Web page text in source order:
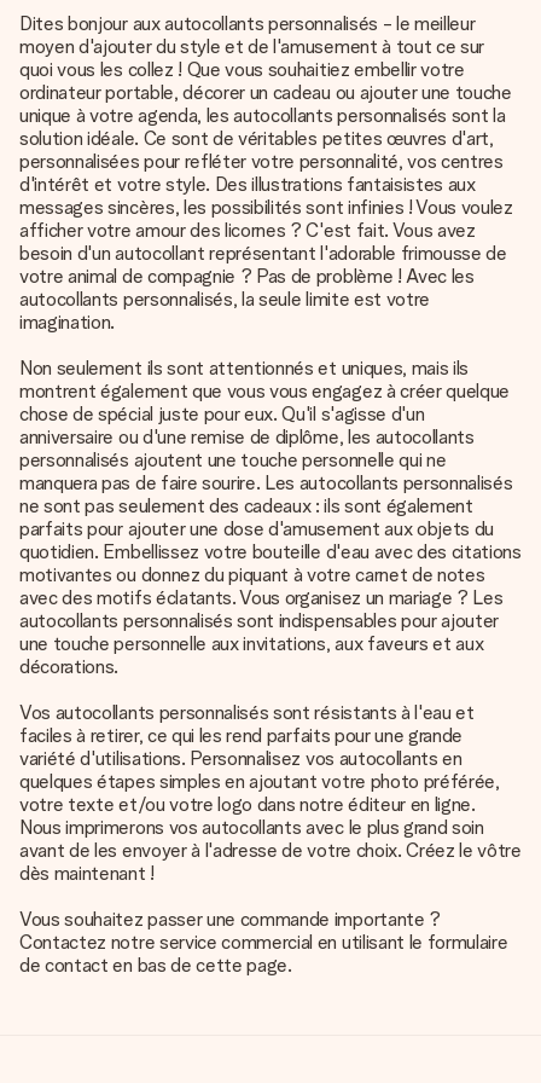
Dites bonjour aux autocollants personnalisés - le meilleur
moyen d'ajouter du style et de l'amusement à tout ce sur
quoi vous les collez ! Que vous souhaitiez embellir votre
ordinateur portable, décorer un cadeau ou ajouter une touche
unique à votre agenda, les autocollants personnalisés sont la
solution idéale. Ce sont de véritables petites œuvres d'art,
personnalisées pour refléter votre personnalité, vos centres
d'intérêt et votre style. Des illustrations fantaisistes aux
messages sincères, les possibilités sont infinies ! Vous voulez
afficher votre amour des licornes ? C'est fait. Vous avez
besoin d'un autocollant représentant l'adorable frimousse de
votre animal de compagnie ? Pas de problème ! Avec les
autocollants personnalisés, la seule limite est votre
imagination.
Non seulement ils sont attentionnés et uniques, mais ils
montrent également que vous vous engagez à créer quelque
chose de spécial juste pour eux. Qu'il s'agisse d'un
anniversaire ou d'une remise de diplôme, les autocollants
personnalisés ajoutent une touche personnelle qui ne
manquera pas de faire sourire. Les autocollants personnalisés
ne sont pas seulement des cadeaux : ils sont également
parfaits pour ajouter une dose d'amusement aux objets du
quotidien. Embellissez votre bouteille d'eau avec des citations
motivantes ou donnez du piquant à votre carnet de notes
avec des motifs éclatants. Vous organisez un mariage ? Les
autocollants personnalisés sont indispensables pour ajouter
une touche personnelle aux invitations, aux faveurs et aux
décorations.
Vos autocollants personnalisés sont résistants à l'eau et
faciles à retirer, ce qui les rend parfaits pour une grande
variété d'utilisations. Personnalisez vos autocollants en
quelques étapes simples en ajoutant votre photo préférée,
votre texte et/ou votre logo dans notre éditeur en ligne.
Nous imprimerons vos autocollants avec le plus grand soin
avant de les envoyer à l'adresse de votre choix. Créez le vôtre
dès maintenant !
Vous souhaitez passer une commande importante ?
Contactez notre service commercial en utilisant le formulaire
de contact en bas de cette page.